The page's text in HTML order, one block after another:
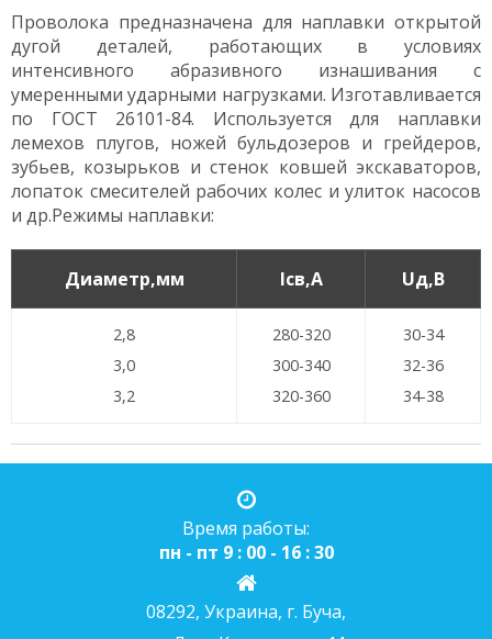
Проволока предназначена для наплавки открытой
дугой деталей, работающих в условиях
интенсивного абразивного изнашивания с
умеренными ударными нагрузками. Изготавливается
по ГОСТ 26101-84. Используется для наплавки
лемехов плугов, ножей бульдозеров и грейдеров,
зубьев, козырьков и стенок ковшей экскаваторов,
лопаток смесителей рабочих колес и улиток насосов
и др.Режимы наплавки:
Диаметр,мм Iсв,А Uд,В
2,8
3,0
3,2
280-320
300-340
320-360
30-34
32-36
34-38
Время работы:
пн - пт 9 : 00 - 16 : 30
08292, Украина, г. Буча,